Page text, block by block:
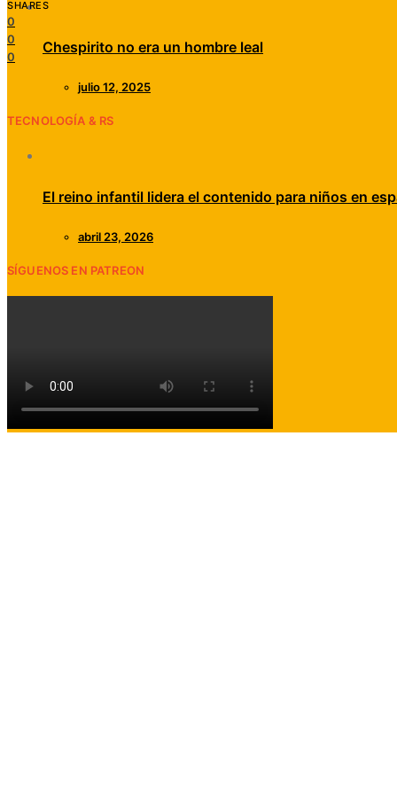
Chespirito no era un hombre leal
julio 12, 2025
TECNOLOGÍA & RS
El reino infantil lidera el contenido para niños en
abril 23, 2026
SÍGUENOS EN PATREON
SHARES
0
0
0